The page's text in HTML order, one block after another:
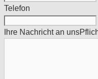
Telefon
Ihre Nachricht an uns